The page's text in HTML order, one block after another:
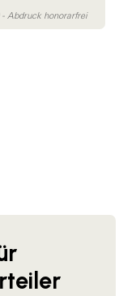
- Abdruck honorarfrei